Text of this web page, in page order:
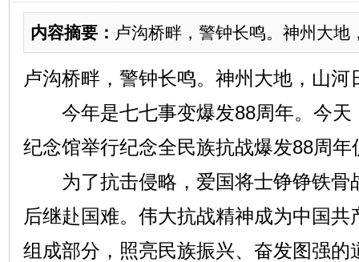
内容摘要： 卢沟桥畔，警钟长鸣。神州大地
卢沟桥畔，警钟长鸣。神州大地，山河
今年是七七事变爆发88周年。今天
纪念馆举行纪念全民族抗战爆发88周年
为了抗击侵略，爱国将士铮铮铁骨
后继赴国难。伟大抗战精神成为中国
组成部分，照亮民族振兴、奋发图强的